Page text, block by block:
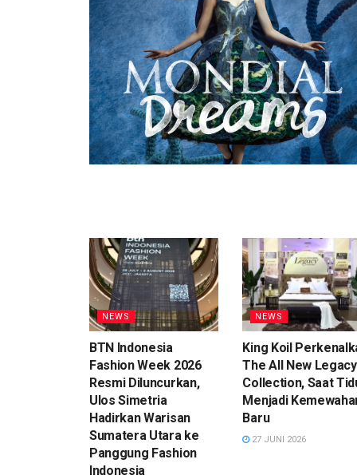
NEWS
BTN Indonesia
Fashion Week 2026
Resmi Diluncurkan,
Ulos Simetria
Hadirkan Warisan
Sumatera Utara ke
Panggung Fashion
Indonesia
NEWS
King Koil
The All New Legacy
Collection, Saat
Menjadi
Baru
27 JUNI 2026